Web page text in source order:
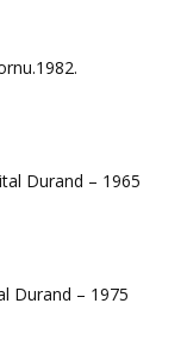
Durand – 1965
Durand – 1975